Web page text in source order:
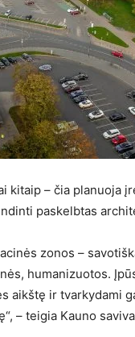
– čia planuoja
paskelbtas
zonos –
humanizuotos.
aikštę ir tvarkydami
– teigia Kauno